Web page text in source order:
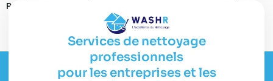
Pour Mon Prochain Commentaire.
Services de nettoyage
professionnels
pour les entreprises et les